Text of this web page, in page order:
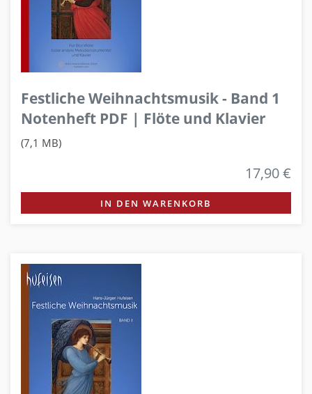
Festliche Weihnachtsmusik - Band 1
Notenheft PDF | Flöte und Klavier
(7,1 MB)
17,90 €
IN DEN WARENKORB